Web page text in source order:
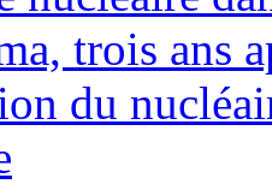
trois ans
du